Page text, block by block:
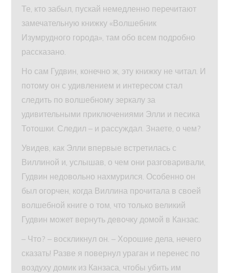
Те, кто забыл, пускай немедленно перечитают
замечательную книжку «Волшебник
Изумрудного города», там обо всем подробно
рассказано.
Но сам Гудвин, конечно ж, эту книжку не читал. И
потому он с удивлением и интересом стал
следить по волшебному зеркалу за
удивительными приключениями Элли и песика
Тотошки. Следил – и рассуждал. Знаете, о чем?
Увидев, как Элли впервые встретилась с
Виллиной и, услышав, о чем они разговаривали,
Гудвин недовольно нахмурился. Особенно он
был огорчен, когда Виллина прочитала в своей
волшебной книге о том, что только великий
Гудвин может вернуть девочку домой в Канзас.
– Что? – воскликнул он. – Хорошие дела, нечего
сказать! Разве я повернул ураган и перенес по
воздуху домик из Канзаса, чтобы убить им